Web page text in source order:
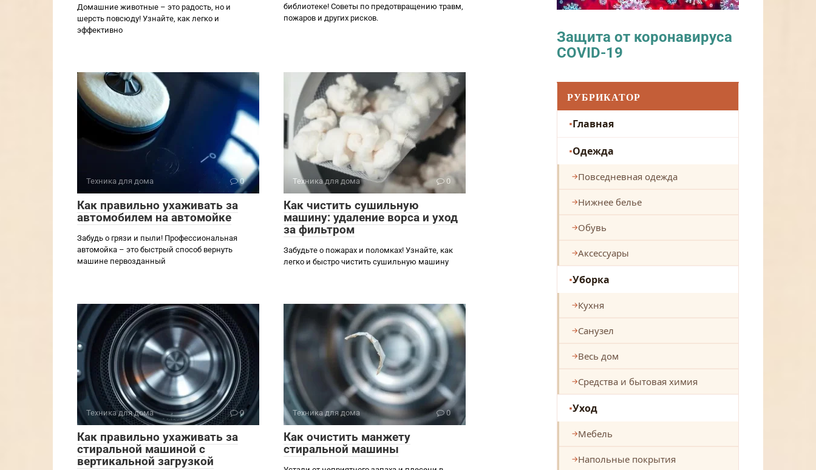
Домашние животные – это радость, но и
шерсть повсюду! Узнайте, как легко и
эффективно
библиотеке! Советы по предотвращению травм,
пожаров и других рисков.
Техника для дома 0
Как правильно ухаживать за
автомобилем на автомойке
Забудь о грязи и пыли! Профессиональная
автомойка – это быстрый способ вернуть
машине первозданный
Техника для дома 0
Как чистить сушильную
машину: удаление ворса и уход
за фильтром
Забудьте о пожарах и поломках! Узнайте, как
легко и быстро чистить сушильную машину
Техника для дома 0
Как правильно ухаживать за
стиральной машиной с
вертикальной загрузкой
Техника для дома 0
Как очистить манжету
стиральной машины
Защита от коронавируса
COVID-19
РУБРИКАТОР
Главная
Одежда
Повседневная одежда
Нижнее белье
Обувь
Аксессуары
Уборка
Кухня
Санузел
Весь дом
Средства и бытовая химия
Уход
Мебель
Напольные покрытия